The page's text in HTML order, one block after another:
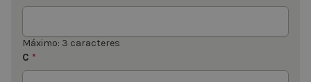
Máximo: 3 caracteres
C *